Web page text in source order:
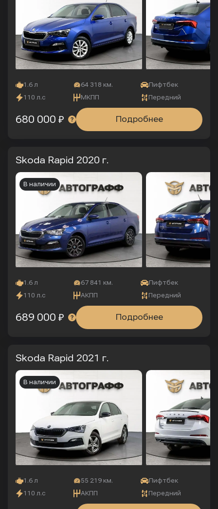
1.6 л 64 318 км.
Лифтбек
110 л.с
МКПП Передний
Подробнее
680 000 ₽
Skoda Rapid 2020 г.
1.6 л 67 841 км.
Лифтбек
110 л.с
АКПП Передний
В наличии
Подробнее
689 000 ₽
Skoda Rapid 2021 г.
1.6 л 55 219 км.
Лифтбек
110 л.с
АКПП Передний
В наличии